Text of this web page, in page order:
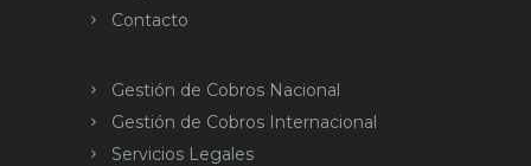
Contacto
Gestión de Cobros Nacional
Gestión de Cobros Internacional
Servicios Legales